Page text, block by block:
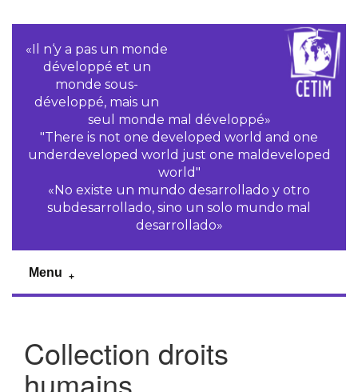
«Il n‘y a pas un monde
développé et un
monde sous-
développé, mais un
seul monde mal développé»
"There is not one developed world and one
underdeveloped world just one maldeveloped
world"
«No existe un mundo desarrollado y otro
subdesarrollado, sino un solo mundo mal
desarrollado»
Menu
Collection droits
humains